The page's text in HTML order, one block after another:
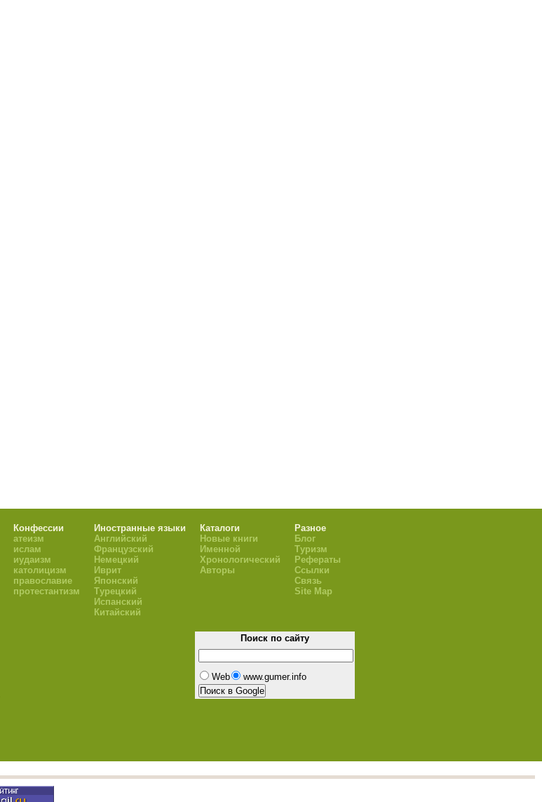
Конфессии
атеизм
ислам
иудаизм
католицизм
православие
протестантизм
Иностранные языки
Английский
Французский
Немецкий
Иврит
Японский
Турецкий
Испанский
Китайский
Каталоги
Новые книги
Именной
Хронологический
Авторы
Разное
Блог
Туризм
Рефераты
Ссылки
Связь
Site Map
Поиск по сайту
Web www.gumer.info